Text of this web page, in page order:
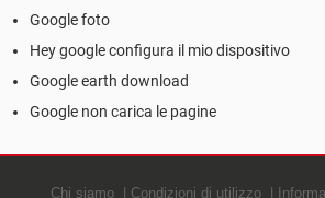
Google foto
Hey google configura il mio dispositivo
Google earth download
Google non carica le pagine
Chi siamo Condizioni di utilizzo